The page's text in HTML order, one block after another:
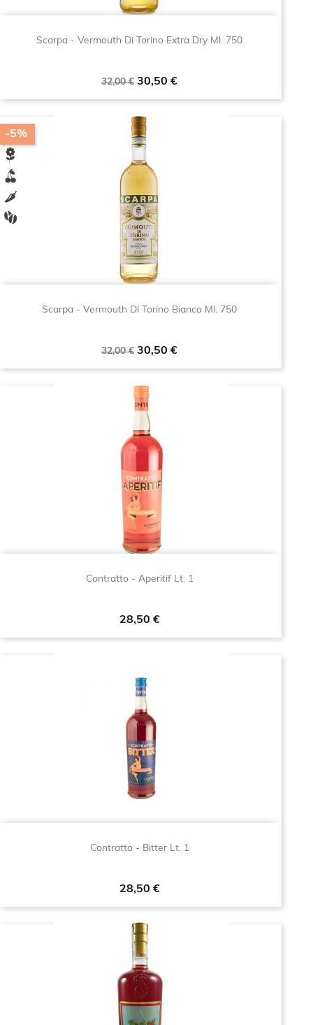
Scarpa - Vermouth Di Torino Extra Dry Ml. 750
Prezzo
32,00 € Prezzo
30,50 €
Scarpa - Vermouth Di Torino Bianco Ml. 750
Prezzo
32,00 € Prezzo
30,50 €
-5%
Contratto - Aperitif Lt. 1
Prezzo
28,50 €
Contratto - Bitter Lt. 1
Prezzo
28,50 €